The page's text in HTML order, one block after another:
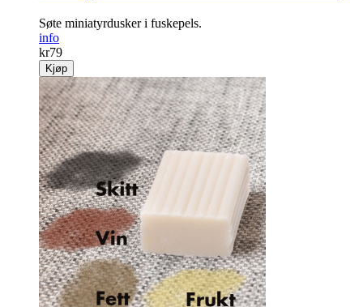
Søte miniatyrdusker i fuskepels.
info
kr79
Kjøp